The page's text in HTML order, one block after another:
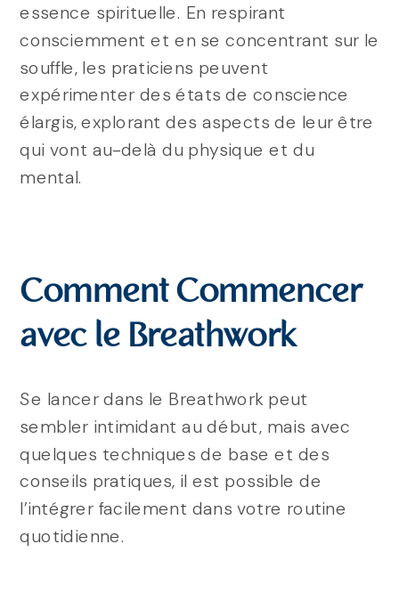
essence spirituelle. En respirant
consciemment et en se concentrant sur le
souffle, les praticiens peuvent
expérimenter des états de conscience
élargis, explorant des aspects de leur être
qui vont au-delà du physique et du
mental.
Comment Commencer
avec le Breathwork
Se lancer dans le Breathwork peut
sembler intimidant au début, mais avec
quelques techniques de base et des
conseils pratiques, il est possible de
l’intégrer facilement dans votre routine
quotidienne.